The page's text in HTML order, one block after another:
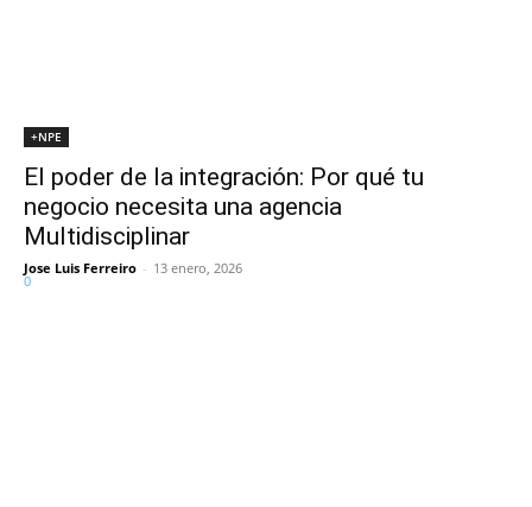
+NPE
El poder de la integración: Por qué tu
negocio necesita una agencia
Multidisciplinar
Jose Luis Ferreiro - 13 enero, 2026
0